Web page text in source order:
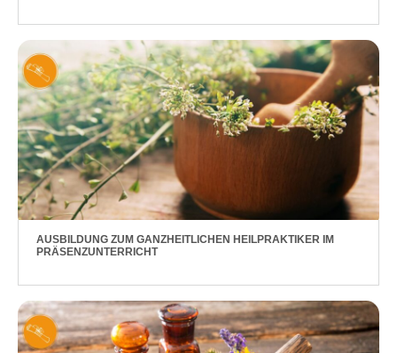
AUSBILDUNG ZUM GANZHEITLICHEN HEILPRAKTIKER IM
PRÄSENZUNTERRICHT